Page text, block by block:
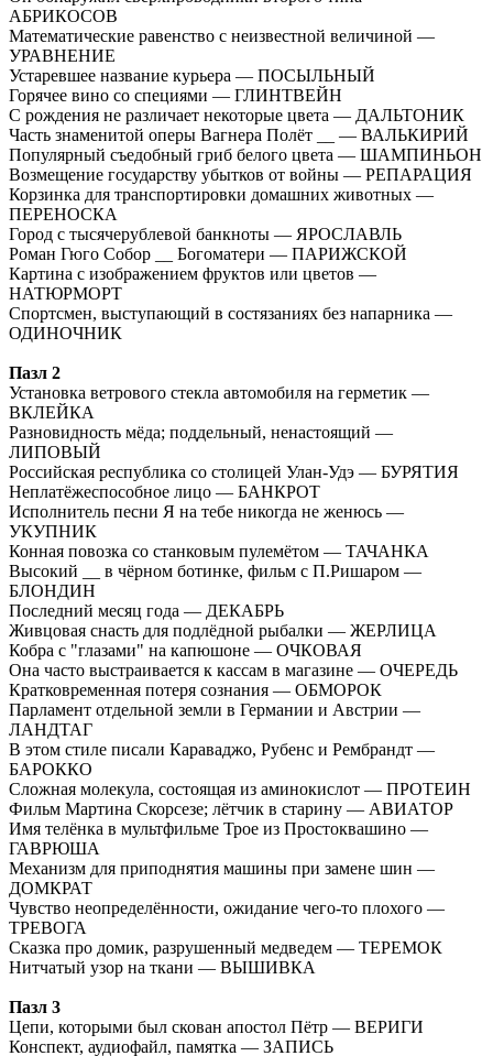
АБРИКОСОВ
Математические равенство с неизвестной величиной —
УРАВНЕНИЕ
Устаревшее название курьера — ПОСЫЛЬНЫЙ
Горячее вино со специями — ГЛИНТВЕЙН
С рождения не различает некоторые цвета — ДАЛЬТОНИК
Часть знаменитой оперы Вагнера Полёт __ — ВАЛЬКИРИЙ
Популярный съедобный гриб белого цвета — ШАМПИНЬОН
Возмещение государству убытков от войны — РЕПАРАЦИЯ
Корзинка для транспортировки домашних животных —
ПЕРЕНОСКА
Город с тысячерублевой банкноты — ЯРОСЛАВЛЬ
Роман Гюго Собор __ Богоматери — ПАРИЖСКОЙ
Картина с изображением фруктов или цветов —
НАТЮРМОРТ
Спортсмен, выступающий в состязаниях без напарника —
ОДИНОЧНИК
Пазл 2
Установка ветрового стекла автомобиля на герметик —
ВКЛЕЙКА
Разновидность мёда; поддельный, ненастоящий —
ЛИПОВЫЙ
Российская республика со столицей Улан-Удэ — БУРЯТИЯ
Неплатёжеспособное лицо — БАНКРОТ
Исполнитель песни Я на тебе никогда не женюсь —
УКУПНИК
Конная повозка со станковым пулемётом — ТАЧАНКА
Высокий __ в чёрном ботинке, фильм с П.Ришаром —
БЛОНДИН
Последний месяц года — ДЕКАБРЬ
Живцовая снасть для подлёдной рыбалки — ЖЕРЛИЦА
Кобра с "глазами" на капюшоне — ОЧКОВАЯ
Она часто выстраивается к кассам в магазине — ОЧЕРЕДЬ
Кратковременная потеря сознания — ОБМОРОК
Парламент отдельной земли в Германии и Австрии —
ЛАНДТАГ
В этом стиле писали Караваджо, Рубенс и Рембрандт —
БАРОККО
Сложная молекула, состоящая из аминокислот — ПРОТЕИН
Фильм Мартина Скорсезе; лётчик в старину — АВИАТОР
Имя телёнка в мультфильме Трое из Простоквашино —
ГАВРЮША
Механизм для приподнятия машины при замене шин —
ДОМКРАТ
Чувство неопределённости, ожидание чего-то плохого —
ТРЕВОГА
Сказка про домик, разрушенный медведем — ТЕРЕМОК
Нитчатый узор на ткани — ВЫШИВКА
Пазл 3
Цепи, которыми был скован апостол Пётр — ВЕРИГИ
Конспект, аудиофайл, памятка — ЗАПИСЬ